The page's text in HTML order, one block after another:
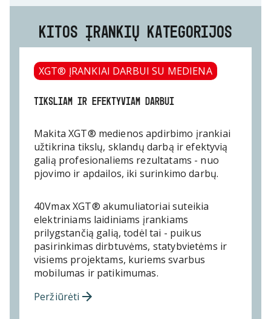
KITOS ĮRANKIŲ KATEGORIJOS
XGT® ĮRANKIAI DARBUI SU MEDIENA
TIKSLIAM IR EFEKTYVIAM DARBUI
Makita XGT® medienos apdirbimo įrankiai
užtikrina tikslų, sklandų darbą ir efektyvią
galią profesionaliems rezultatams - nuo
pjovimo ir apdailos, iki surinkimo darbų.
40Vmax XGT® akumuliatoriai suteikia
elektriniams laidiniams įrankiams
prilygstančią galią, todėl tai - puikus
pasirinkimas dirbtuvėms, statybvietėms ir
visiems projektams, kuriems svarbus
mobilumas ir patikimumas.
Peržiūrėti